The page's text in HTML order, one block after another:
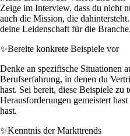
Zeige im Interview, dass du nicht
auch die Mission, die
deine Leidenschaft für die Branche.
✨Bereite konkrete Beispiele vor
Denke an spezifische Situationen
Berufserfahrung, in denen du
hast. Sei bereit, diese Beispiele zu
Herausforderungen gemeistert
hast.
✨Kenntnis der Markttrends